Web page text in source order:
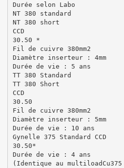
Durée selon Labo
NT 380 standard
NT 380 short
CCD
30.50 *
Fil de cuivre 380mm2
Diamètre inserteur : 4mm
Durée de vie : 5 ans
TT 380 Standard
TT 380 Short
CCD
30.50
Fil de cuivre 380mm2
Diamètre inserteur : 5mm
Durée de vie : 10 ans
Gynelle 375 Standard CCD
30.50*
Durée de vie : 4 ans
(Identique au multiloadCu375